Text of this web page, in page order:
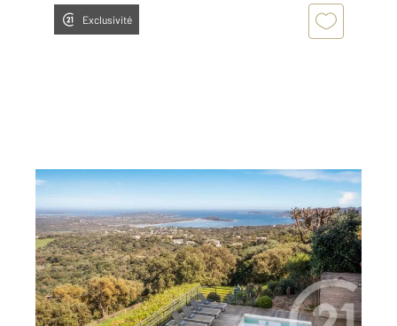
Exclusivité
PORTO VECCHIO 201
138,93 m2, 5 pièces
Ref : 781
Appartement F5 à vendre
927 000 €